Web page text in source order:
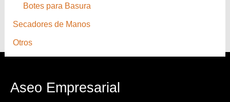
Botes para Basura
Secadores de Manos
Otros
Aseo Empresarial